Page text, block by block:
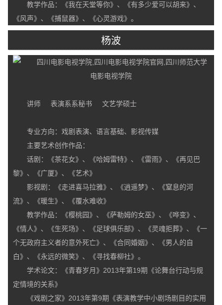
教学作品：《我在天堂等你》、《有多少爱可以胡来》、
《风声》、《捕鼠器》、《心灵游戏》。
杨波
讲师 表演系系秘书 文艺学硕士
专业方向：戏剧表演、语言基础、影视传媒
主要艺术创作作品：
话剧：《茶花女》、《哈姆雷特》、《雷雨》、《再见巴
黎》、《广厦》、《艺术》
影视剧：《走进喜马拉雅》、《逍遥梦》、《窒息的河
流》、《暖生》、《覆水难收》
教学作品：《樱桃园》、《萨勒姆的女巫》、《哗变》、
《情人》、《生死场》、《足球俱乐部》、《灵魂拒葬》、《一
个无政府主义者的意外死亡》、《合同婚姻》、《男人的自
白》、《永远的微笑》、《寻找春柳社》。
学术论文：《青春岁月》2013年第19期《论舞台行动与规
定情境的关系》
《戏剧之家》2013年第9期《表演教学中小剧场剧目的实用